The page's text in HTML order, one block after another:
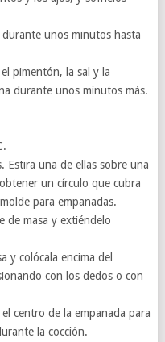
unos minutos hasta
pimentón, la sal y la
durante unos minutos más.
Estira una de ellas sobre una
un círculo que cubra
para empanadas.
de masa y extiéndelo
y colócala encima del
con los dedos o con
centro de la empanada para
la cocción.